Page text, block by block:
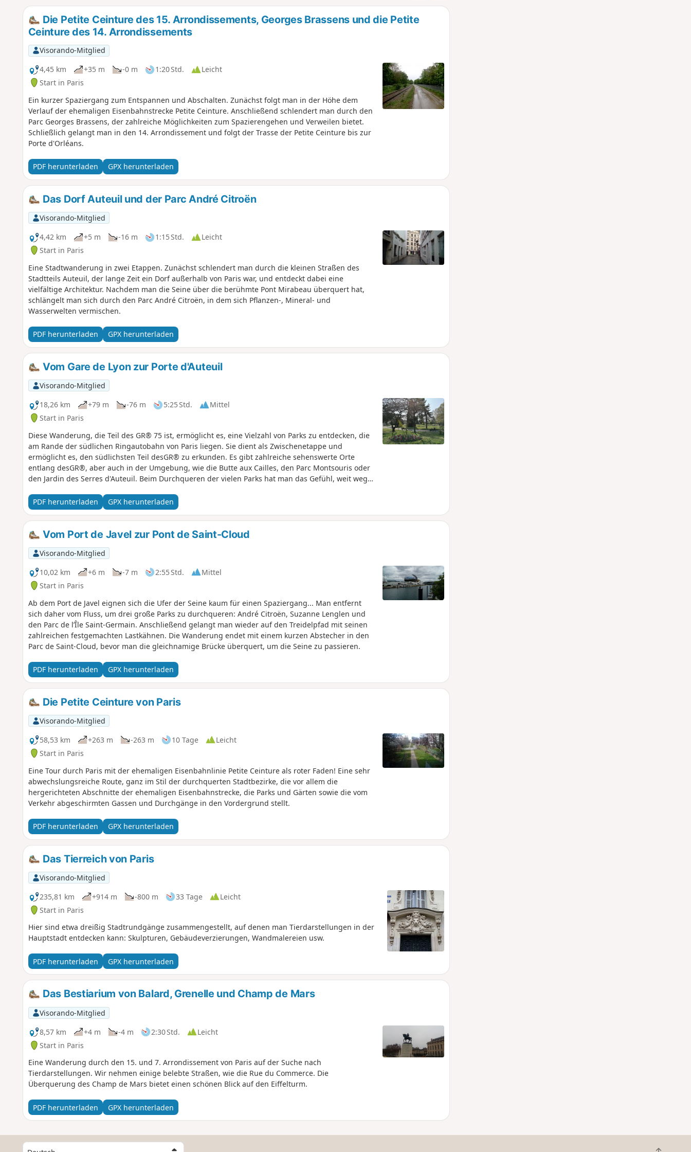
Die Petite Ceinture des 15. Arrondissements, Georges Brassens und die Petite
Ceinture des 14. Arrondissements
Visorando-Mitglied
4,45 km
+35 m -0 m 1:20 Std.
Leicht
Start in Paris
Ein kurzer Spaziergang zum Entspannen und Abschalten. Zunächst folgt man in der Höhe dem
Verlauf der ehemaligen Eisenbahnstrecke Petite Ceinture. Anschließend schlendert man durch den
Parc Georges Brassens, der zahlreiche Möglichkeiten zum Spazierengehen und Verweilen bietet.
Schließlich gelangt man in den 14. Arrondissement und folgt der Trasse der Petite Ceinture bis zur
Porte d'Orléans.
PDF herunterladen GPX herunterladen
Das Dorf Auteuil und der Parc André Citroën
Visorando-Mitglied
4,42 km
+5 m -16 m 1:15 Std.
Leicht
Start in Paris
Eine Stadtwanderung in zwei Etappen. Zunächst schlendert man durch die kleinen Straßen des
Stadtteils Auteuil, der lange Zeit ein Dorf außerhalb von Paris war, und entdeckt dabei eine
vielfältige Architektur. Nachdem man die Seine über die berühmte Pont Mirabeau überquert hat,
schlängelt man sich durch den Parc André Citroën, in dem sich Pflanzen-, Mineral- und
Wasserwelten vermischen.
PDF herunterladen GPX herunterladen
Vom Gare de Lyon zur Porte d'Auteuil
Visorando-Mitglied
18,26 km
+79 m -76 m 5:25 Std.
Mittel
Start in Paris
Diese Wanderung, die Teil des GR® 75 ist, ermöglicht es, eine Vielzahl von Parks zu entdecken, die
am Rande der südlichen Ringautobahn von Paris liegen. Sie dient als Zwischenetappe und
ermöglicht es, den südlichsten Teil desGR® zu erkunden. Es gibt zahlreiche sehenswerte Orte
entlang desGR®, aber auch in der Umgebung, wie die Butte aux Cailles, den Parc Montsouris oder
den Jardin des Serres d'Auteuil. Beim Durchqueren der vielen Parks hat man das Gefühl, weit weg
PDF herunterladen
GPX herunterladen
Vom Port de Javel zur Pont de Saint-Cloud
Visorando-Mitglied
10,02 km
+6 m -7 m 2:55 Std.
Mittel
Start in Paris
Ab dem Port de Javel eignen sich die Ufer der Seine kaum für einen Spaziergang... Man entfernt
sich daher vom Fluss, um drei große Parks zu durchqueren: André Citroën, Suzanne Lenglen und
den Parc de l’Île Saint-Germain. Anschließend gelangt man wieder auf den Treidelpfad mit seinen
zahlreichen festgemachten Lastkähnen. Die Wanderung endet mit einem kurzen Abstecher in den
Parc de Saint-Cloud, bevor man die gleichnamige Brücke überquert, um die Seine zu passieren.
PDF herunterladen GPX herunterladen
Die Petite Ceinture von Paris
Visorando-Mitglied
58,53 km
+263 m -263 m 10 Tage
Leicht
Start in Paris
Eine Tour durch Paris mit der ehemaligen Eisenbahnlinie Petite Ceinture als roter Faden! Eine sehr
abwechslungsreiche Route, ganz im Stil der durchquerten Stadtbezirke, die vor allem die
hergerichteten Abschnitte der ehemaligen Eisenbahnstrecke, die Parks und Gärten sowie die vom
Verkehr abgeschirmten Gassen und Durchgänge in den Vordergrund stellt.
PDF herunterladen GPX herunterladen
Das Tierreich von Paris
Visorando-Mitglied
235,81 km
+914 m -800 m 33 Tage
Leicht
Start in Paris
Hier sind etwa dreißig Stadtrundgänge zusammengestellt, auf denen man Tierdarstellungen in der
Hauptstadt entdecken kann: Skulpturen, Gebäudeverzierungen, Wandmalereien usw.
PDF herunterladen GPX herunterladen
Das Bestiarium von Balard, Grenelle und Champ de Mars
Visorando-Mitglied
8,57 km
+4 m -4 m 2:30 Std.
Leicht
Start in Paris
Eine Wanderung durch den 15. und 7. Arrondissement von Paris auf der Suche nach
Tierdarstellungen. Wir nehmen einige belebte Straßen, wie die Rue du Commerce. Die
Überquerung des Champ de Mars bietet einen schönen Blick auf den Eiffelturm.
PDF herunterladen GPX herunterladen
W